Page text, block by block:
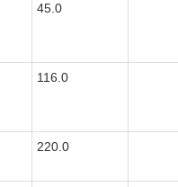
45.0
116.0
220.0